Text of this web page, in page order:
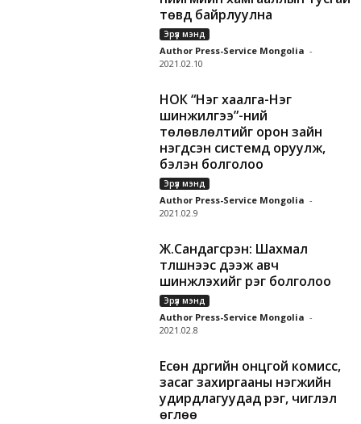
төвд байрлуулна
Эрүүл мэнд
Author Press-Service Mongolia -
2021.02.10
НОК “Нэг хаалга-Нэг
шинжилгээ”-ний
төлөвлөлтийг орон зайн
нэгдсэн системд оруулж,
бэлэн болголоо
Эрүүл мэнд
Author Press-Service Mongolia -
2021.02.9
Ж.Сандагсүрэн: Шахмал
түлшнээс дээж авч
шинжлэхийг үүрэг болголоо
Эрүүл мэнд
Author Press-Service Mongolia -
2021.02.8
Есөн дүүргийн онцгой комисс,
засаг захиргааны нэгжийн
удирдлагуудад үүрэг, чиглэл
өглөө